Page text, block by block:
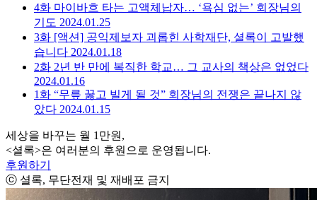
4화 마이바흐 타는 고액체납자… ‘욕심 없는’ 회장님의
기도 2024.01.25
3화 [액션] 공익제보자 괴롭힌 사학재단, 셜록이 고발했
습니다 2024.01.18
2화 2년 반 만에 복직한 학교… 그 교사의 책상은 없었다
2024.01.16
1화 “무릎 꿇고 빌게 될 것” 회장님의 전쟁은 끝나지 않
았다 2024.01.15
세상을 바꾸는 월 1만원,
<셜록>은 여러분의 후원으로 운영됩니다.
후원하기
ⓒ 셜록, 무단전재 및 재배포 금지